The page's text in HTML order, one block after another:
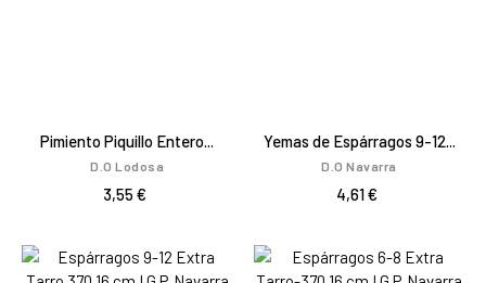
Pimiento Piquillo Entero...
D.O Lodosa
3,55 €
Yemas de Espárragos 9-12...
D.O Navarra
4,61 €